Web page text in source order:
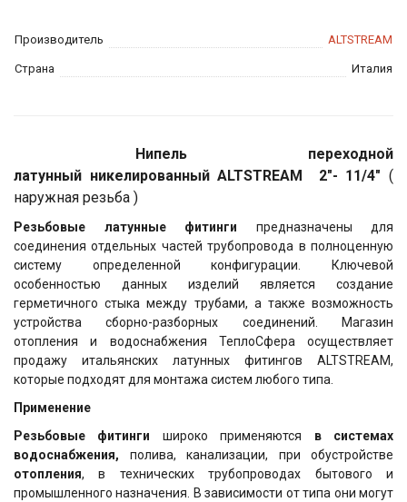
Производитель ALTSTREAM
Страна Италия
Нипель переходной
латунный никелированный ALTSTREAM 2"- 11/4" (
наружная резьба )
Резьбовые латунные фитинги предназначены для
соединения отдельных частей трубопровода в полноценную
систему определенной конфигурации. Ключевой
особенностью данных изделий является создание
герметичного стыка между трубами, а также возможность
устройства сборно-разборных соединений. Магазин
отопления и водоснабжения ТеплоСфера
осуществляет
продажу итальянских латунных фитингов ALTSTREAM,
которые подходят для монтажа систем любого типа.
Применение
Резьбовые фитинги широко применяются в системах
водоснабжения, полива, канализации, при обустройстве
отопления, в технических трубопроводах бытового и
промышленного назначения. В зависимости от типа они могут